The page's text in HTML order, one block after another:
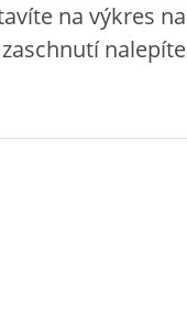
na výkres na
nalepíte